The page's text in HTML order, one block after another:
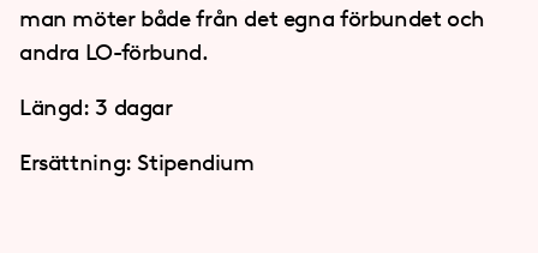
man möter både från det egna förbundet och
andra LO-förbund.
Längd: 3 dagar
Ersättning: Stipendium